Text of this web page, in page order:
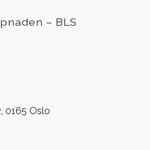
– BLS
0165 Oslo